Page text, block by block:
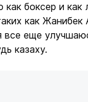
боксер и как
как
все еще
казаху.